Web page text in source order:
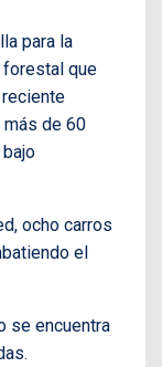
para la
forestal que
de 60
ocho carros
el
se encuentra